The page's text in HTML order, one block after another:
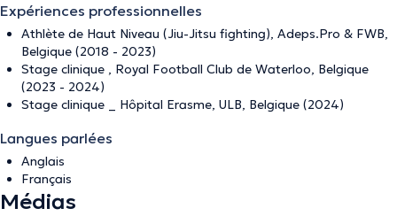
Expériences professionnelles
Athlète de Haut Niveau (Jiu-Jitsu fighting), Adeps.Pro & FWB,
Belgique (2018 - 2023)
Stage clinique , Royal Football Club de Waterloo, Belgique
(2023 - 2024)
Stage clinique _ Hôpital Erasme, ULB, Belgique (2024)
Langues parlées
Anglais
Français
Médias